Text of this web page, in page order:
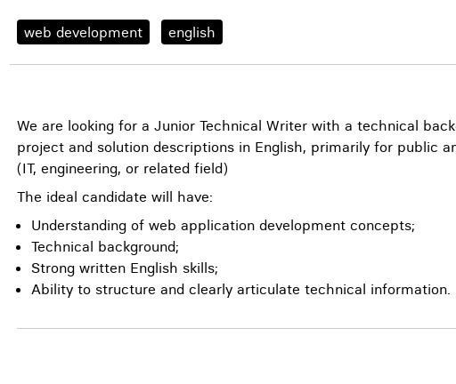
web development english
We are looking for a Junior Technical Writer with a technical
project and solution descriptions in English, primarily for public
(IT, engineering, or related field)
The ideal candidate will have:
Understanding of web application development concepts;
Technical background;
Strong written English skills;
Ability to structure and clearly articulate technical information.